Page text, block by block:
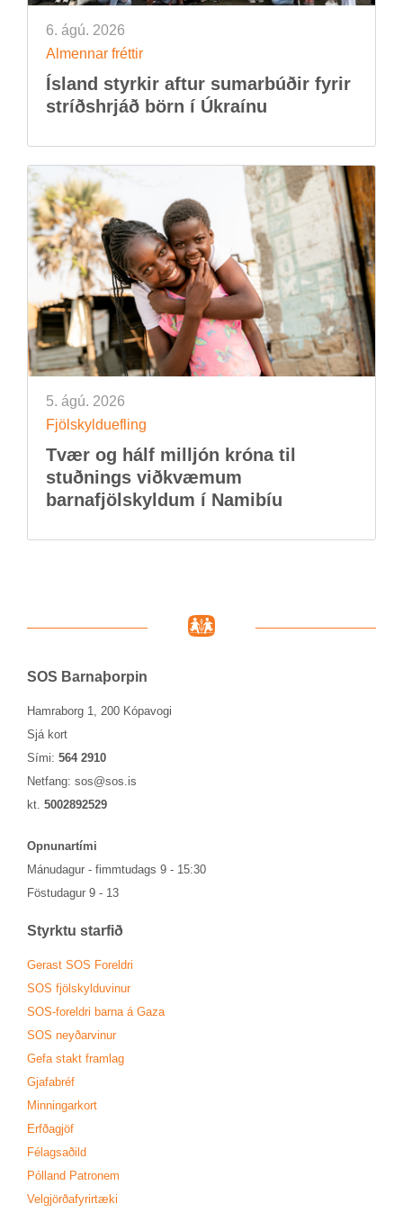
6. ágú. 2026
Al­menn­ar frétt­ir
Ís­land styrk­ir aft­ur sum­ar­búð­ir fyr­ir
stríðs­hrjáð börn í Úkraínu
5. ágú. 2026
Fjöl­skyldu­efl­ing
Tvær og hálf millj­ón króna til
stuðn­ings við­kvæm­um
barna­fjöl­skyld­um í Namib­íu
SOS Barna­þorp­in
Hamraborg 1, 200 Kópavogi
Sjá kort
Sími: 564 2910
Netfang: sos@sos.is
kt. 5002892529
Opn­un­ar­tími
Mánu­dag­ur - fimmtu­dags 9 - 15:30
Föstu­dag­ur 9 - 13
Styrktu starf­ið
Ger­ast SOS For­eldri
SOS fjöl­skyldu­vin­ur
SOS-for­eldri barna á Gaza
SOS neyð­ar­vin­ur
Gefa stakt fram­lag
Gjafa­bréf
Minn­ing­ar­kort
Erfða­gjöf
Fé­lags­að­ild
Pól­land Patronem
Vel­gjörða­fyr­ir­tæki